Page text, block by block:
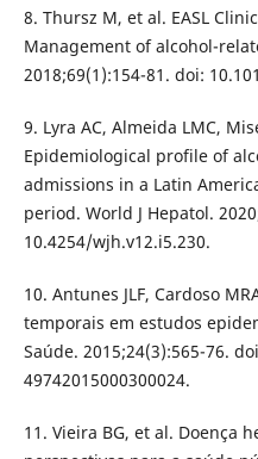
8. Thursz M, et al. EASL
Management of alcohol-
2018;69(1):154-81. doi:
9. Lyra AC, Almeida LMC,
Epidemiological profile of
admissions in a Latin
period. World J Hepatol.
10.4254/wjh.v12.i5.230.
10. Antunes JLF, Cardoso
temporais em estudos
Saúde. 2015;24(3):565-76.
49742015000300024.
11. Vieira BG, et al. Doença